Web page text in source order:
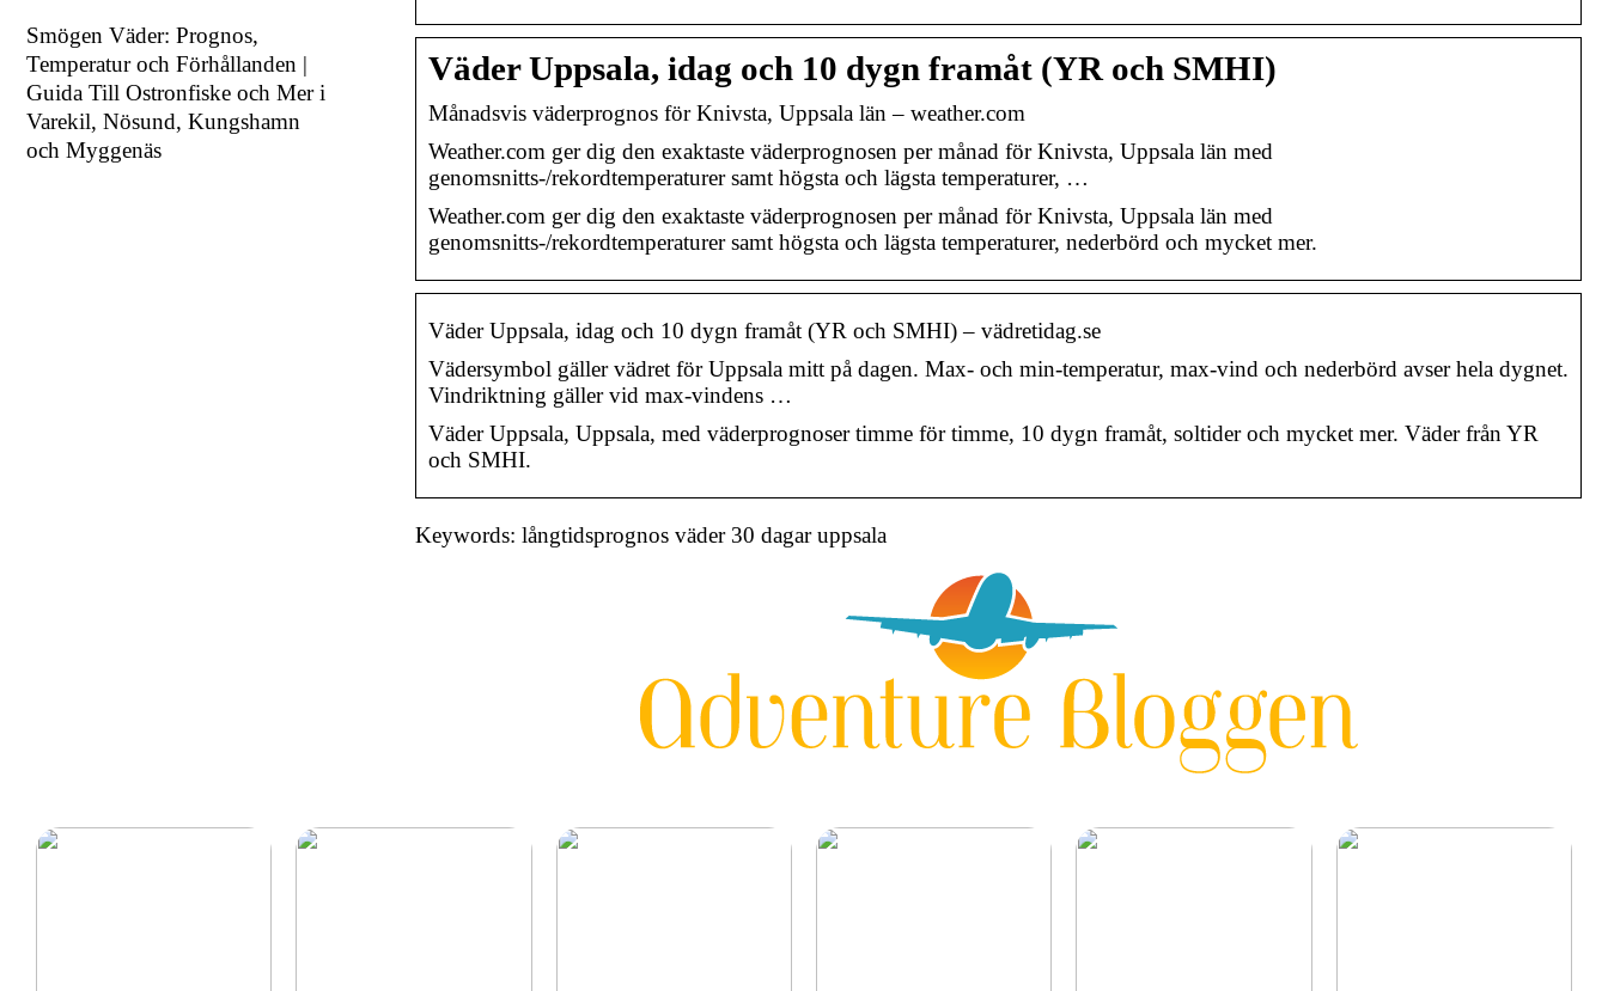
Väder Uppsala, idag och 10 dygn framåt (YR och SMHI)
Månadsvis väderprognos för Knivsta, Uppsala län – weather.com
Weather.com ger dig den exaktaste väderprognosen per månad för Knivsta, Uppsala län med
genomsnitts-/rekordtemperaturer samt högsta och lägsta temperaturer, …
Weather.com ger dig den exaktaste väderprognosen per månad för Knivsta, Uppsala län med
genomsnitts-/rekordtemperaturer samt högsta och lägsta temperaturer, nederbörd och mycket mer.
Väder Uppsala, idag och 10 dygn framåt (YR och SMHI) – vädretidag.se
Vädersymbol gäller vädret för Uppsala mitt på dagen. Max- och min-temperatur, max-vind och nederbörd avser hela dygnet.
Vindriktning gäller vid max-vindens …
Väder Uppsala, Uppsala, med väderprognoser timme för timme, 10 dygn framåt, soltider och mycket mer. Väder från YR
och SMHI.
Keywords: långtidsprognos väder 30 dagar uppsala
Smögen Väder: Prognos,
Temperatur och Förhållanden |
Guida Till Ostronfiske och Mer i
Varekil, Nösund, Kungshamn
och Myggenäs